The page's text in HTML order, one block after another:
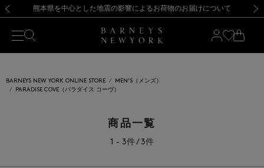
新規登録のお客様も対象！＜MY BARNEYS＞会員のお客様は11,000円（税込）以上のお買上げで常時送料無料！お買い物の際は会員登録を！
【夏季休業に伴う返品・交換承り一時停止のお知らせ】（2026.8.5）
熊本県を中心とした地震の影響によるお荷物のお届けについて
【開催中】SUMMER SALEのご案内・ご注意事項 新規登録のお客様も対象！＜MY BARNEYS＞会員のお客様は11,000円（税込）以上のお買上げで常時送料無料！お買い物の際は会員登録を！
【夏季休業に伴う返品・交換承り一時停止のお知らせ】（2026.8.5）
BARNEYS NEW YORK ONLINE STORE
MEN'S（メンズ）
PARADISE COVE（パラダイス コーヴ）
商品一覧
1 - 3件 / 3件